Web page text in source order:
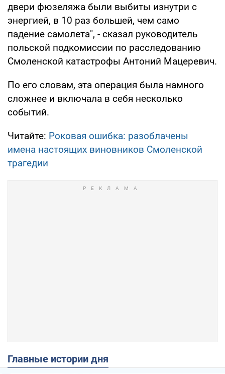
двери фюзеляжа были выбиты изнутри с
энергией, в 10 раз большей, чем само
падение самолета", - сказал руководитель
польской подкомиссии по расследованию
Смоленской катастрофы Антоний Мацеревич.
По его словам, эта операция была намного
сложнее и включала в себя несколько
событий.
Читайте: Роковая ошибка: разоблачены
имена настоящих виновников Смоленской
трагедии
Главные истории дня